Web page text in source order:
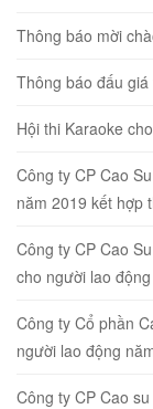
Thông báo mời
Thông báo đấu giá
Hội thi Karaoke
Công ty CP Cao
năm 2019 kết hợp
Công ty CP Cao
cho người lao
Công ty Cổ phần
người lao động
Công ty CP Cao